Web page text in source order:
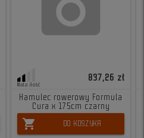
Mała ilość
837,26 zł
Hamulec rowerowy Formula
Cura x 175cm czarny
shopping_cart DO KOSZYKA